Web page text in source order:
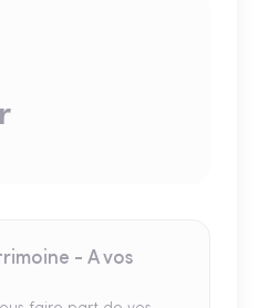
- A vos